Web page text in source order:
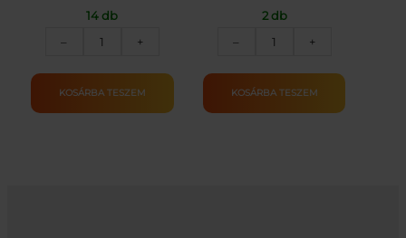
14 db
–
Üdvözlőkártya
Étel_SÖTÉT
mennyiség
+
KOSÁRBA TESZEM
2 db
–
LED-
lampion
–
+
KOSÁRBA TESZEM